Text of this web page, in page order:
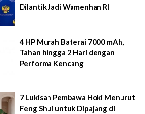
Dilantik Jadi Wamenhan RI
4 HP Murah Baterai 7000 mAh,
Tahan hingga 2 Hari dengan
Performa Kencang
7 Lukisan Pembawa Hoki Menurut
Feng Shui untuk Dipajang di